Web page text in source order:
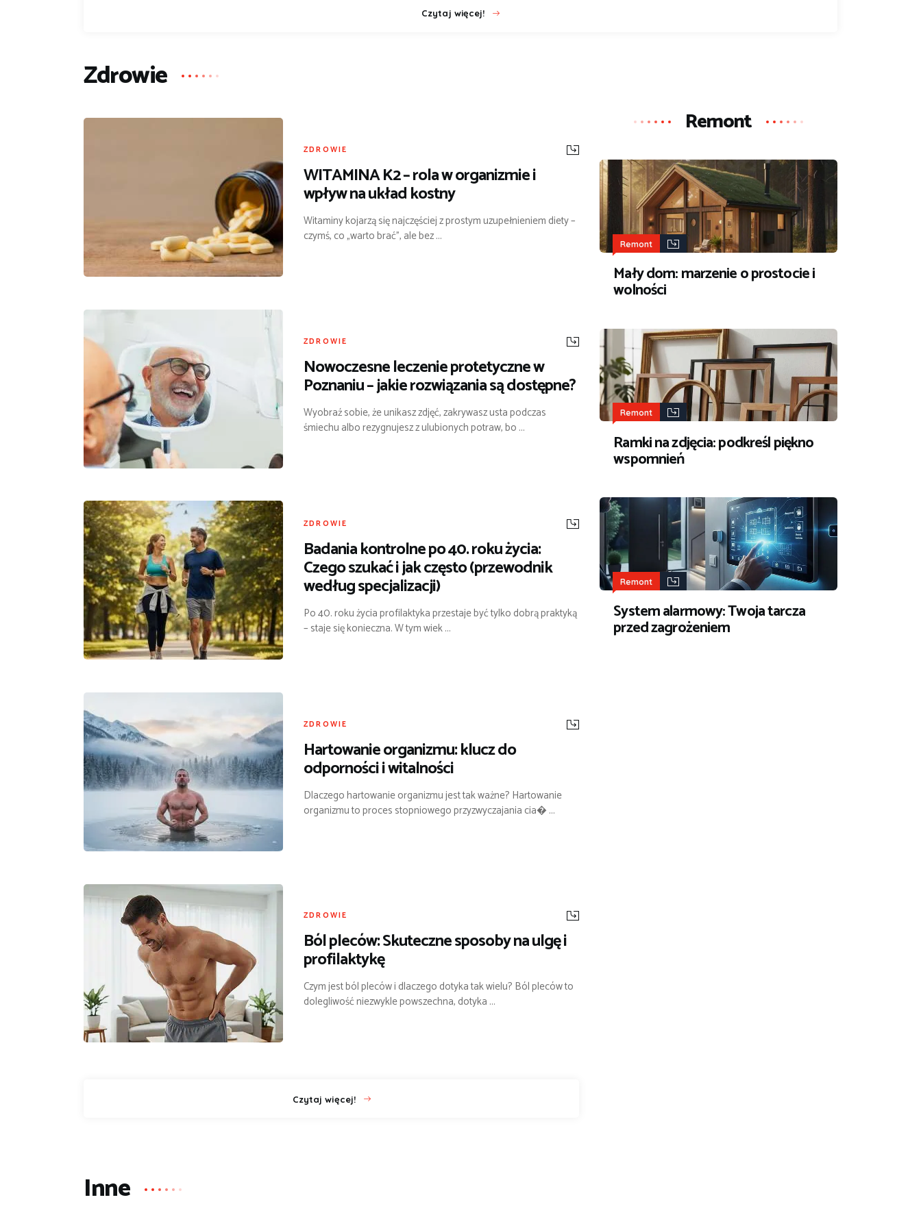
Czytaj więcej!
Zdrowie
ZDROWIE
WITAMINA K2 – rola w organizmie i
wpływ na układ kostny
Witaminy kojarzą się najczęściej z prostym uzupełnieniem diety –
czymś, co „warto brać”, ale bez ...
ZDROWIE
Nowoczesne leczenie protetyczne w
Poznaniu – jakie rozwiązania są dostępne?
Wyobraź sobie, że unikasz zdjęć, zakrywasz usta podczas
śmiechu albo rezygnujesz z ulubionych potraw, bo ...
ZDROWIE
Badania kontrolne po 40. roku życia:
Czego szukać i jak często (przewodnik
według specjalizacji)
Po 40. roku życia profilaktyka przestaje być tylko dobrą praktyką
– staje się konieczna. W tym wiek ...
ZDROWIE
Hartowanie organizmu: klucz do
odporności i witalności
Dlaczego hartowanie organizmu jest tak ważne? Hartowanie
organizmu to proces stopniowego przyzwyczajania cia� ...
ZDROWIE
Ból pleców: Skuteczne sposoby na ulgę i
profilaktykę
Czym jest ból pleców i dlaczego dotyka tak wielu? Ból pleców to
dolegliwość niezwykle powszechna, dotyka ...
Czytaj więcej!
Remont
Remont
Mały dom: marzenie o prostocie i
wolności
Remont
Ramki na zdjęcia: podkreśl piękno
wspomnień
Remont
System alarmowy: Twoja tarcza
przed zagrożeniem
Inne